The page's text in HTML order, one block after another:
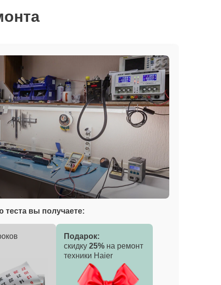
теста вы получаете:
Подарок:
скидку 25% на ремонт
техники Haier